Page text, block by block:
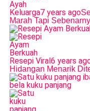
Keluarga7 years ago
Marah Tapi
Resepi Viral6 years
Hidangan Menarik